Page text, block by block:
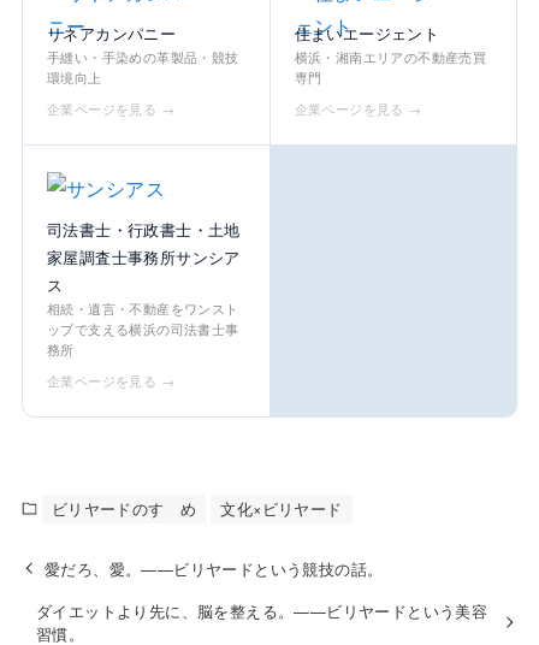
リネアカンパニー
手縫い・手染めの革製品・競技
環境向上
企業ページを見る →
住まいエージェント
横浜・湘南エリアの不動産売買
専門
企業ページを見る →
司法書士・行政書士・土地
家屋調査士事務所サンシア
ス
相続・遺言・不動産をワンスト
ップで支える横浜の司法書士事
務所
企業ページを見る →
ビリヤードのすゝめ 文化×ビリヤード
愛だろ、愛。——ビリヤードという競技の話。
ダイエットより先に、脳を整える。——ビリヤードという美容
習慣。